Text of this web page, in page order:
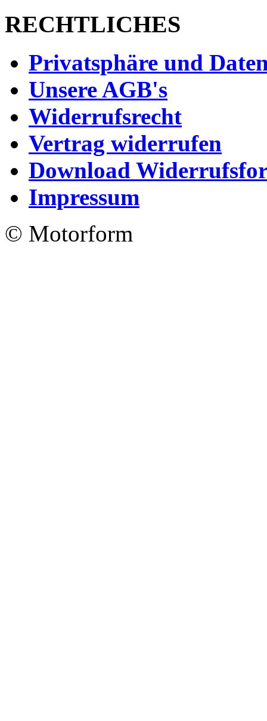
RECHTLICHES
Privatsphäre und
Unsere AGB's
Widerrufsrecht
Vertrag widerrufen
Download
Impressum
© Motorform